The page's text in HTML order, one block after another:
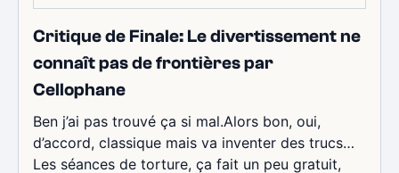
Critique de Finale: Le divertissement ne
connaît pas de frontières par
Cellophane
Ben j’ai pas trouvé ça si mal.Alors bon, oui,
d’accord, classique mais va inventer des trucs…
Les séances de torture, ça fait un peu gratuit,